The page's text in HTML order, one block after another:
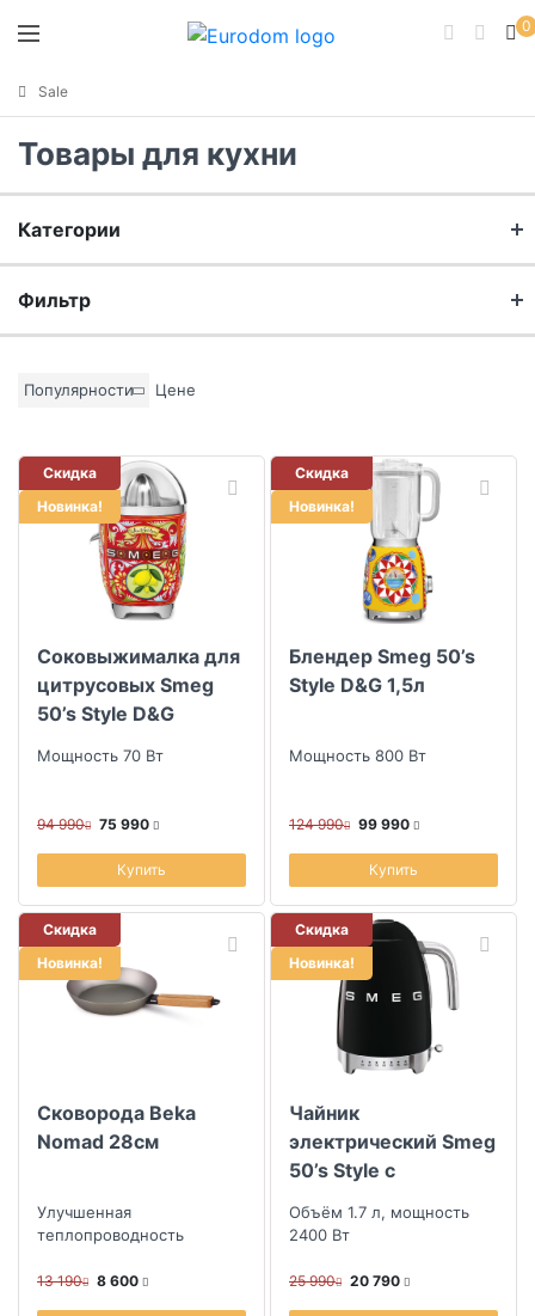
0
Sale
Товары для кухни
Категории
Посуда для приготовления
Инструменты повара
Хранение продуктов
Переноска продуктов
Инструменты кондитера
Аксессуары для кухни
Смешивание и измерение
Ножи, подставки для ножей, точилки, доски разделочные
Организация пространства
Бытовая техника для кухни
Барные принадлежности
Посуда для гриля и пикника
Фильтр
Цвет основы
Скидка
Ширина (см)
Популярности Цене
Скидка
Новинка!
Соковыжималка для
цитрусовых Smeg
50’s Style D&G
Мощность 70 Вт
94 990 75 990
Купить
Скидка
Новинка!
Блендер Smeg 50’s
Style D&G 1,5л
Мощность 800 Вт
124 990 99 990
Купить
Скидка
Новинка!
Сковорода Beka
Nomad 28см
Улучшенная
теплопроводность
13 190 8 600
Скидка
Новинка!
Чайник
электрический Smeg
50’s Style с
температурой,
Объём 1.7 л, мощность
2400 Вт
25 990 20 790